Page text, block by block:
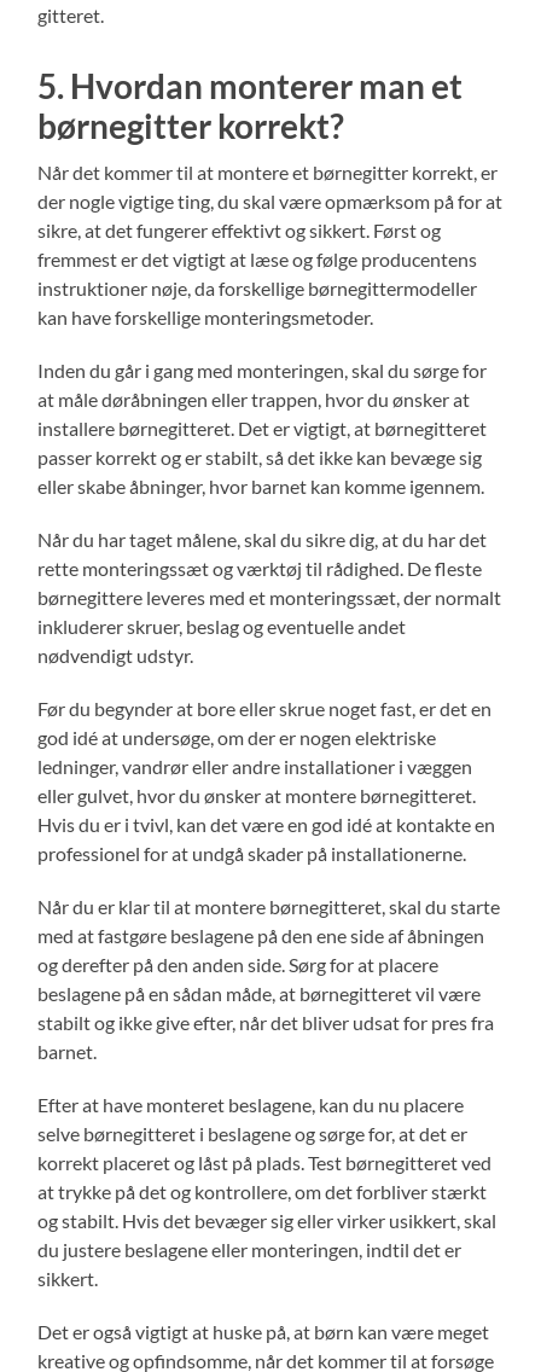
gitteret.
5. Hvordan monterer man et
børnegitter korrekt?
Når det kommer til at montere et børnegitter korrekt, er
der nogle vigtige ting, du skal være opmærksom på for at
sikre, at det fungerer effektivt og sikkert. Først og
fremmest er det vigtigt at læse og følge producentens
instruktioner nøje, da forskellige børnegittermodeller
kan have forskellige monteringsmetoder.
Inden du går i gang med monteringen, skal du sørge for
at måle døråbningen eller trappen, hvor du ønsker at
installere børnegitteret. Det er vigtigt, at børnegitteret
passer korrekt og er stabilt, så det ikke kan bevæge sig
eller skabe åbninger, hvor barnet kan komme igennem.
Når du har taget målene, skal du sikre dig, at du har det
rette monteringssæt og værktøj til rådighed. De fleste
børnegittere leveres med et monteringssæt, der normalt
inkluderer skruer, beslag og eventuelle andet
nødvendigt udstyr.
Før du begynder at bore eller skrue noget fast, er det en
god idé at undersøge, om der er nogen elektriske
ledninger, vandrør eller andre installationer i væggen
eller gulvet, hvor du ønsker at montere børnegitteret.
Hvis du er i tvivl, kan det være en god idé at kontakte en
professionel for at undgå skader på installationerne.
Når du er klar til at montere børnegitteret, skal du starte
med at fastgøre beslagene på den ene side af åbningen
og derefter på den anden side. Sørg for at placere
beslagene på en sådan måde, at børnegitteret vil være
stabilt og ikke give efter, når det bliver udsat for pres fra
barnet.
Efter at have monteret beslagene, kan du nu placere
selve børnegitteret i beslagene og sørge for, at det er
korrekt placeret og låst på plads. Test børnegitteret ved
at trykke på det og kontrollere, om det forbliver stærkt
og stabilt. Hvis det bevæger sig eller virker usikkert, skal
du justere beslagene eller monteringen, indtil det er
sikkert.
Det er også vigtigt at huske på, at børn kan være meget
kreative og opfindsomme, når det kommer til at forsøge